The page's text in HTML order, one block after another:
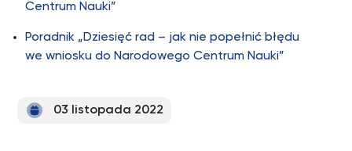
Centrum Nauki”
Poradnik „Dziesięć rad – jak nie popełnić błędu
we wniosku do Narodowego Centrum Nauki”
03 listopada 2022